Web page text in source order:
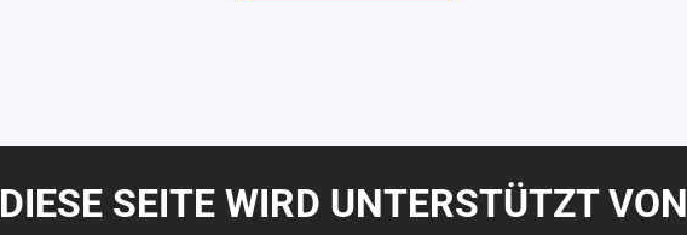
DIESE SEITE WIRD UNTERSTÜTZT VON